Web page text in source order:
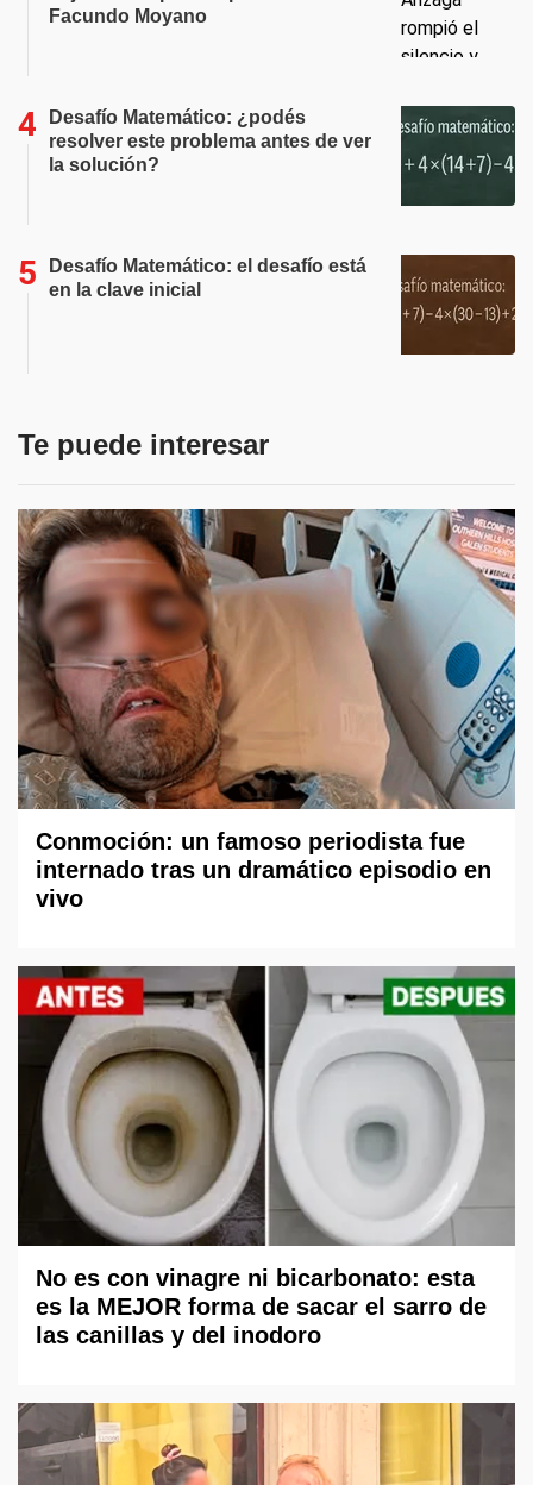
Facundo Moyano
Desafío Matemático: ¿podés
resolver este problema antes de ver
la solución?
Desafío Matemático: el desafío está
en la clave inicial
Te puede interesar
Conmoción: un famoso periodista fue
internado tras un dramático episodio en
vivo
No es con vinagre ni bicarbonato: esta
es la MEJOR forma de sacar el sarro de
las canillas y del inodoro